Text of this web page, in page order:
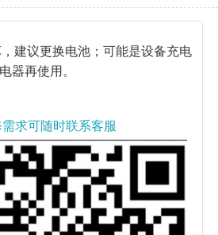
建议更换电池；可能是设备充电
器再使用。
求可随时联系客服